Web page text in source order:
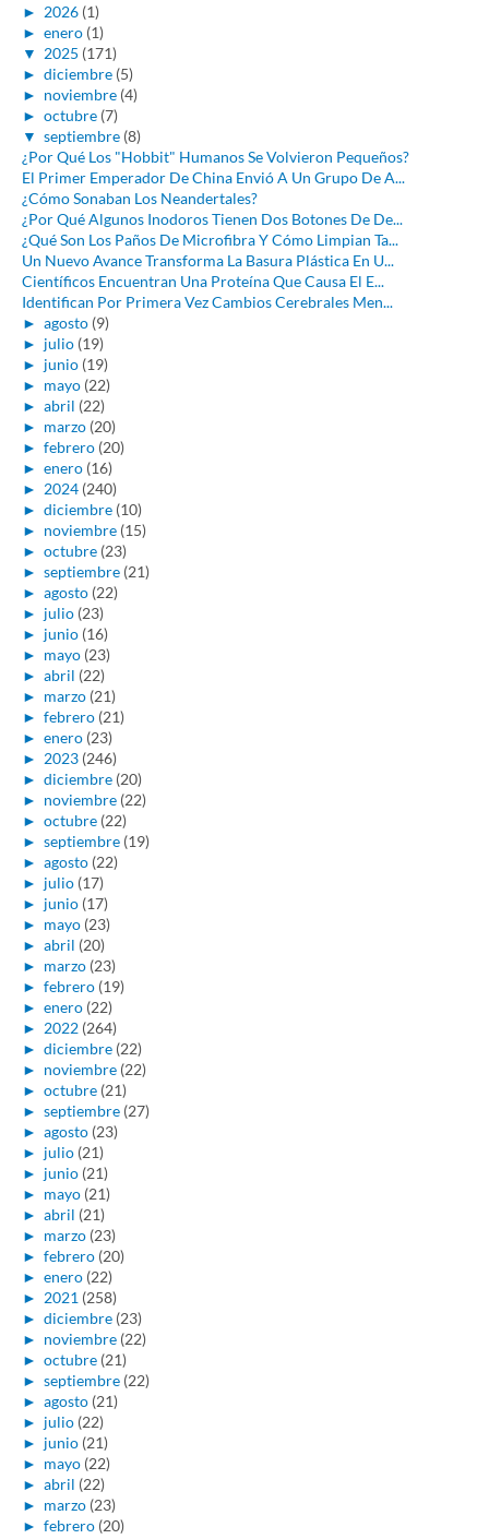
► 2026 (1)
► enero (1)
▼ 2025 (171)
► diciembre (5)
► noviembre (4)
► octubre (7)
▼ septiembre (8)
¿Por Qué Los "Hobbit" Humanos Se Volvieron Pequeños?
El Primer Emperador De China Envió A Un Grupo De A...
¿Cómo Sonaban Los Neandertales?
¿Por Qué Algunos Inodoros Tienen Dos Botones De De...
¿Qué Son Los Paños De Microfibra Y Cómo Limpian Ta...
Un Nuevo Avance Transforma La Basura Plástica En U...
Científicos Encuentran Una Proteína Que Causa El E...
Identifican Por Primera Vez Cambios Cerebrales Men...
► agosto (9)
► julio (19)
► junio (19)
► mayo (22)
► abril (22)
► marzo (20)
► febrero (20)
► enero (16)
► 2024 (240)
► diciembre (10)
► noviembre (15)
► octubre (23)
► septiembre (21)
► agosto (22)
► julio (23)
► junio (16)
► mayo (23)
► abril (22)
► marzo (21)
► febrero (21)
► enero (23)
► 2023 (246)
► diciembre (20)
► noviembre (22)
► octubre (22)
► septiembre (19)
► agosto (22)
► julio (17)
► junio (17)
► mayo (23)
► abril (20)
► marzo (23)
► febrero (19)
► enero (22)
► 2022 (264)
► diciembre (22)
► noviembre (22)
► octubre (21)
► septiembre (27)
► agosto (23)
► julio (21)
► junio (21)
► mayo (21)
► abril (21)
► marzo (23)
► febrero (20)
► enero (22)
► 2021 (258)
► diciembre (23)
► noviembre (22)
► octubre (21)
► septiembre (22)
► agosto (21)
► julio (22)
► junio (21)
► mayo (22)
► abril (22)
► marzo (23)
► febrero (20)